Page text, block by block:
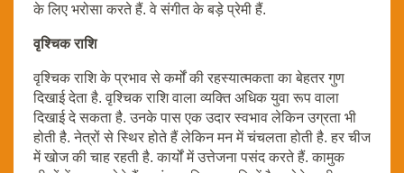
के लिए भरोसा करते हैं. वे संगीत के बड़े प्रेमी हैं.
वृश्चिक राशि
वृश्चिक राशि के प्रभाव से कर्मों की रहस्यात्मकता का बेहतर गुण
दिखाई देता है. वृश्चिक राशि वाला व्यक्ति अधिक युवा रूप वाला
दिखाई दे सकता है. उनके पास एक उदार स्वभाव लेकिन उग्रता भी
होती है. नेत्रों से स्थिर होते हैं लेकिन मन में चंचलता होती है. हर चीज
में खोज की चाह रहती है. कार्यों में उत्तेजना पसंद करते हैं. कामुक